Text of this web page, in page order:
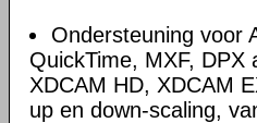
Ondersteuning voor
QuickTime, MXF, DPX
XDCAM HD, XDCAM
up en down-scaling,